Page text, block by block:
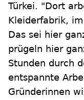
Türkei. "Dort
Kleiderfabrik,
Das sei hier
prügeln hier
Stunden durch
entspannte
Gründerinnen